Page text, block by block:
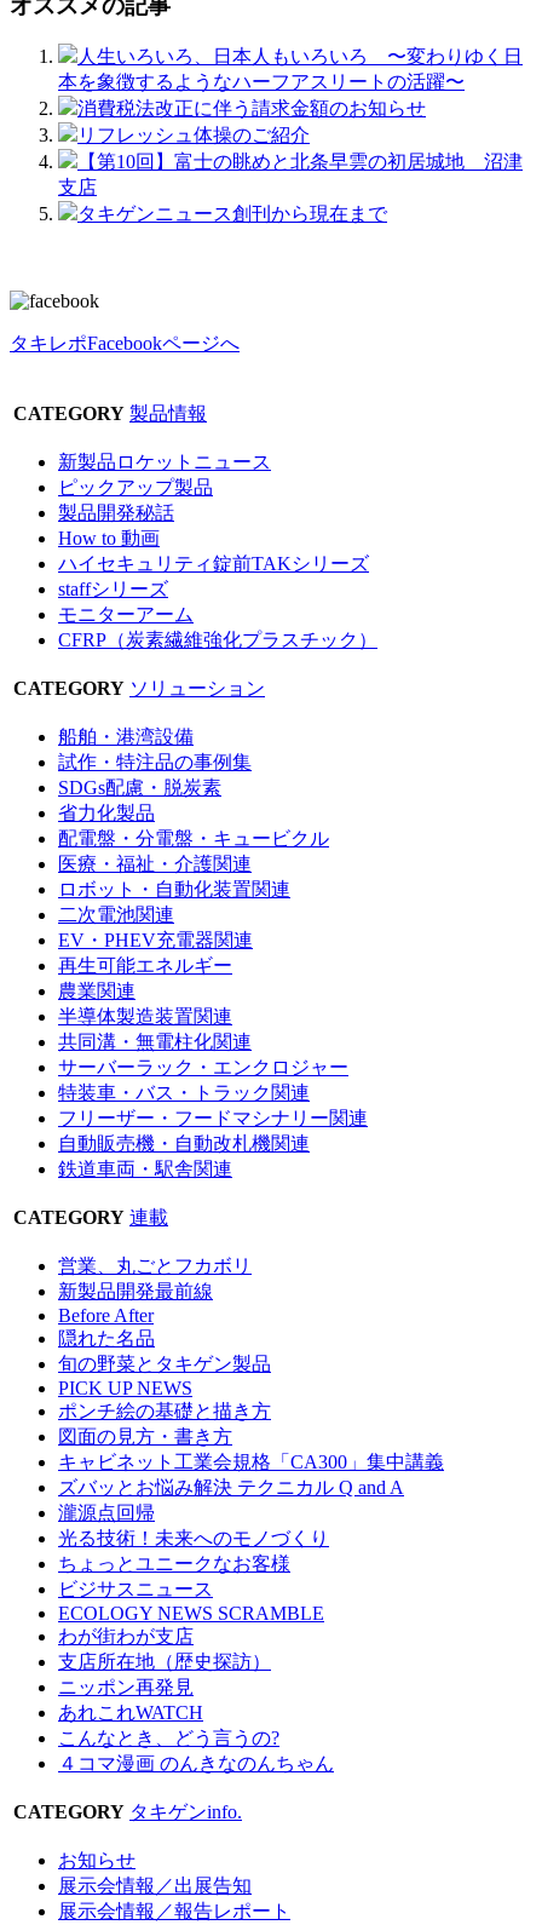
オススメの記事
人生いろいろ、日本人もいろいろ 〜変わりゆく日
本を象徴するようなハーフアスリートの活躍〜
消費税法改正に伴う請求金額のお知らせ
リフレッシュ体操のご紹介
【第10回】富士の眺めと北条早雲の初居城地 沼津
支店
タキゲンニュース創刊から現在まで
タキレポFacebookページへ
CATEGORY 製品情報
新製品ロケットニュース
ピックアップ製品
製品開発秘話
How to 動画
ハイセキュリティ錠前TAKシリーズ
staffシリーズ
モニターアーム
CFRP（炭素繊維強化プラスチック）
CATEGORY ソリューション
船舶・港湾設備
試作・特注品の事例集
SDGs配慮・脱炭素
省力化製品
配電盤・分電盤・キュービクル
医療・福祉・介護関連
ロボット・自動化装置関連
二次電池関連
EV・PHEV充電器関連
再生可能エネルギー
農業関連
半導体製造装置関連
共同溝・無電柱化関連
サーバーラック・エンクロジャー
特装車・バス・トラック関連
フリーザー・フードマシナリー関連
自動販売機・自動改札機関連
鉄道車両・駅舎関連
CATEGORY 連載
営業、丸ごとフカボリ
新製品開発最前線
Before After
隠れた名品
旬の野菜とタキゲン製品
PICK UP NEWS
ポンチ絵の基礎と描き方
図面の見方・書き方
キャビネット工業会規格「CA300」集中講義
ズバッとお悩み解決 テクニカル Q and A
瀧源点回帰
光る技術！未来へのモノづくり
ちょっとユニークなお客様
ビジサスニュース
ECOLOGY NEWS SCRAMBLE
わが街わが支店
支店所在地（歴史探訪）
ニッポン再発見
あれこれWATCH
こんなとき、どう言うの?
４コマ漫画 のんきなのんちゃん
CATEGORY タキゲンinfo.
お知らせ
展示会情報／出展告知
展示会情報／報告レポート